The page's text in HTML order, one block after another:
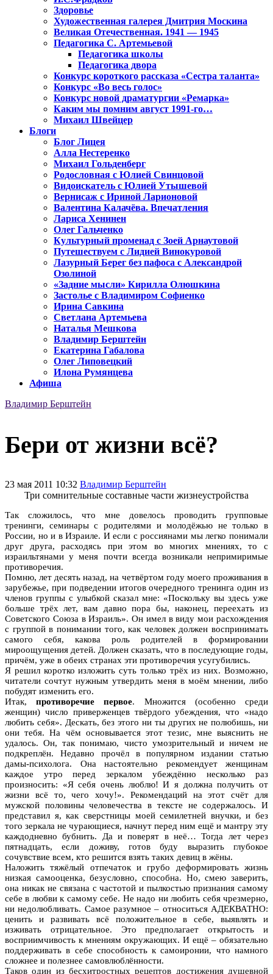
Здоровье
Художественная галерея Дмитрия Москина
Великая Отечественная. 1941 — 1945
Педагогика С. Артемьевой
Педагогика школы
Педагогика двора
Конкурс короткого рассказа «Сестра таланта»
Конкурс «Во весь голос»
Конкурс новой драматургии «Ремарка»
Каким мы помним август 1991-го…
Михаил Швейцер
Блоги
Блог Лицея
Алла Нестеренко
Михаил Гольденберг
Родословная с Юлией Свинцовой
Видоискатель с Юлией Утышевой
Вернисаж с Ириной Ларионовой
Валентина Калачёва. Впечатления
Лариса Хенинен
Олег Гальченко
Культурный променад с Зоей Арнаутовой
Путешествуем с Лидией Винокуровой
Лазурный Берег без пафоса с Александрой
Озолиной
«Задние мысли» Кирилла Олюшкина
Застолье с Владимиром Софиенко
Ирина Савкина
Светлана Артемьева
Наталья Мешкова
Владимир Берштейн
Екатерина Габалова
Олег Липовецкий
Илона Румянцева
Афиша
Владимир Берштейн
Бери от жизни всё?
23 мая 2011 10:32 Владимир Берштейн
Три сомнительные составные части жизнеустройства
Так сложилось, что мне довелось проводить групповые
тренинги, семинары с родителями и молодёжью не только в
России, но и в Израиле. И если с россиянами мы легко понимали
друг друга, расходясь при этом во многих мнениях, то с
израильтянами у меня почти всегда возникали непримиримые
противоречия.
Помню, лет десять назад, на четвёртом году моего проживания в
зарубежье, при подведении итогов очередного тренинга один из
членов группы с улыбкой сказал мне: «Поскольку вы здесь уже
больше трёх лет, вам давно пора бы, наконец, переехать из
Советского Союза в Израиль». Он имел в виду мои расхождения
с группой в понимании того, как человек должен воспринимать
самого себя, какова роль родителей в формировании
мироощущения детей. Должен сказать, что в последующие годы,
причём, уже в обеих странах эти противоречия усугубились.
Я решил коротко изложить суть только трёх из них. Возможно,
читатели сочтут нужным утвердить меня в моём мнении, либо
побудят изменить его.
Итак,противоречие первое. Множится (особенно среди
женщин) число приверженцев твёрдого убеждения, что «надо
любить себя». Дескать, без этого ни ты других не полюбишь, ни
они тебя. На чём основывается этот тезис, мне выяснить не
удалось. Он, так понимаю, чисто умозрительный и ничем не
подкреплён. Недавно прочёл в популярном издании статью
дамы-психолога. Она настоятельно рекомендует женщинам
каждое утро перед зеркалом убеждённо несколько раз
произносить: «Я себя очень люблю! И я должна получить от
жизни всё то, чего хочу!». Рекомендаций на этот счёт для
мужской половины человечества в тексте не содержалось. И
представил я, как сверстницы моей семилетней внучки, и без
того зеркала не чурающиеся, начнут перед ним ещё и мантру эту
каждодневно бубнить. Да и поверят в неё… Тогда лет через
пятнадцать, если доживу, готов буду выразить глубокое
сочувствие всем, кто решится взять таких девиц в жёны.
Наложить тяжёлый отпечаток и грубо деформировать жизнь
низкая самооценка, безусловно, способна. Но, смею заверить,
она никак не связана с частотой и пылкостью признания самому
себе в любви к самому себе. Не надо ни любить себя чрезмерно,
ни недолюбливать. Самое разумное – относиться АДЕКВАТНО:
ценить и развивать всё положительное в себе, выявлять и
изживать отрицательное. Это предполагает открытость и
восприимчивость к мнениям окружающих. И ещё – обязательно
поддерживать в себе способность к самоиронии, что намного
сложнее и полезнее самовлюблённости.
Таков один из бесхитростных рецептов достижения душевной